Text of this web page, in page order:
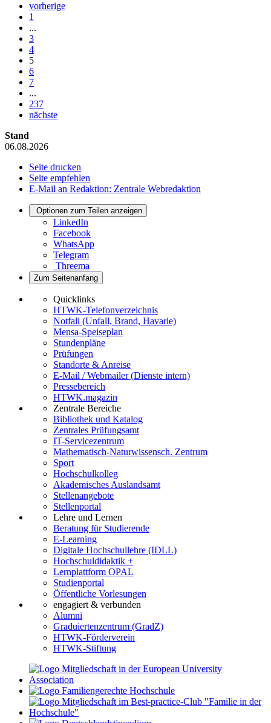
vorherige
1
...
3
4
5
6
7
...
237
nächste
Stand
06.08.2026
Seite drucken
Seite empfehlen
E-Mail an Redaktion: Zentrale Webredaktion
Optionen zum Teilen anzeigen
LinkedIn
Facebook
WhatsApp
Telegram
Threema
Zum Seitenanfang
Quicklinks
HTWK-Telefonverzeichnis
Notfall (Unfall, Brand, Havarie)
Mensa-Speiseplan
Stundenpläne
Prüfungen
Standorte & Anreise
E-Mail / Webmailer (Dienste intern)
Pressebereich
HTWK.magazin
Zentrale Bereiche
Bibliothek und Katalog
Zentrales Prüfungsamt
IT-Servicezentrum
Mathematisch-Naturwissensch. Zentrum
Sport
Hochschulkolleg
Akademisches Auslandsamt
Stellenangebote
Stellenportal
Lehre und Lernen
Beratung für Studierende
E-Learning
Digitale Hochschullehre (IDLL)
Hochschuldidaktik +
Lernplattform OPAL
Studienportal
Öffentliche Vorlesungen
engagiert & verbunden
Alumni
Graduiertenzentrum (GradZ)
HTWK-Förderverein
HTWK-Stiftung